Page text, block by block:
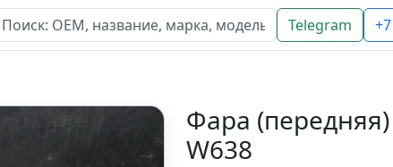
Telegram
Фара
W638